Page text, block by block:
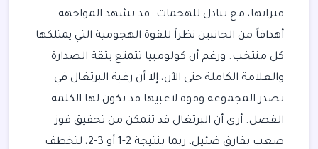
فتراتها، مع تبادل للهجمات. قد تشهد المواجهة
أهدافاً من الجانبين نظراً للقوة الهجومية التي يمتلكها
كل منتخب. ورغم أن كولومبيا تتمتع بثقة الصدارة
والعلامة الكاملة حتى الآن، إلا أن رغبة البرتغال في
تصدر المجموعة وقوة لاعبيها قد تكون لها الكلمة
الفصل. أرى أن البرتغال قد تتمكن من تحقيق فوز
صعب بفارق ضئيل، ربما بنتيجة 2-1 أو 3-2، لتخطف